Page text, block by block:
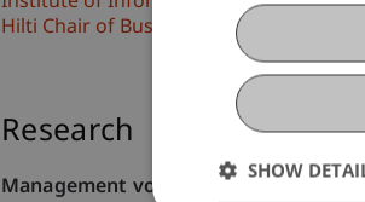
Hilti Chair of Business Process
Research
Management von Lehr- und
SHOW